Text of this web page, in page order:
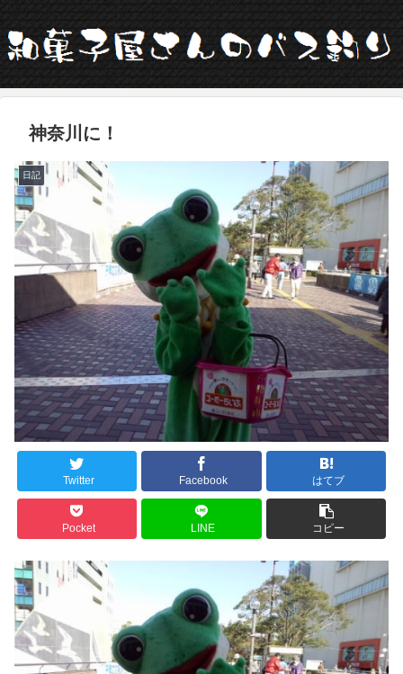
神奈川に！
日記
Twitter Facebook はてブ
Pocket LINE コピー